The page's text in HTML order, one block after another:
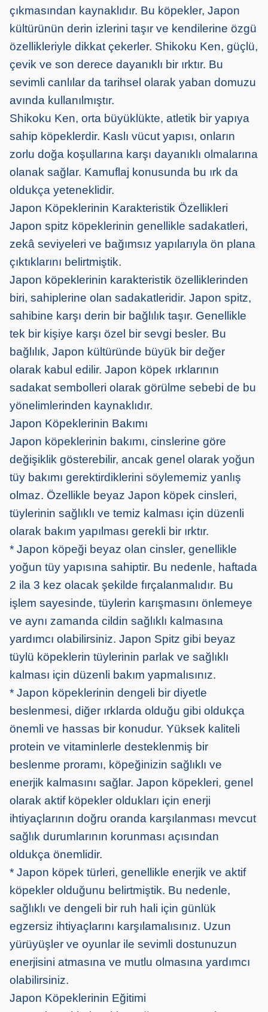
çıkmasından kaynaklıdır. Bu köpekler, Japon
kültürünün derin izlerini taşır ve kendilerine özgü
özellikleriyle dikkat çekerler. Shikoku Ken, güçlü,
çevik ve son derece dayanıklı bir ırktır. Bu
sevimli canlılar da tarihsel olarak yaban domuzu
avında kullanılmıştır.
Shikoku Ken, orta büyüklükte, atletik bir yapıya
sahip köpeklerdir. Kaslı vücut yapısı, onların
zorlu doğa koşullarına karşı dayanıklı olmalarına
olanak sağlar. Kamuflaj konusunda bu ırk da
oldukça yeteneklidir.
Japon Köpeklerinin Karakteristik Özellikleri
Japon spitz köpeklerinin genellikle sadakatleri,
zekâ seviyeleri ve bağımsız yapılarıyla ön plana
çıktıklarını belirtmiştik.
Japon köpeklerinin karakteristik özelliklerinden
biri, sahiplerine olan sadakatleridir. Japon spitz,
sahibine karşı derin bir bağlılık taşır. Genellikle
tek bir kişiye karşı özel bir sevgi besler. Bu
bağlılık, Japon kültüründe büyük bir değer
olarak kabul edilir. Japon köpek ırklarının
sadakat sembolleri olarak görülme sebebi de bu
yönelimlerinden kaynaklıdır.
Japon Köpeklerinin Bakımı
Japon köpeklerinin bakımı, cinslerine göre
değişiklik gösterebilir, ancak genel olarak yoğun
tüy bakımı gerektirdiklerini söylememiz yanlış
olmaz. Özellikle beyaz Japon köpek cinsleri,
tüylerinin sağlıklı ve temiz kalması için düzenli
olarak bakım yapılması gerekli bir ırktır.
* Japon köpeği beyaz olan cinsler, genellikle
yoğun tüy yapısına sahiptir. Bu nedenle, haftada
2 ila 3 kez olacak şekilde fırçalanmalıdır. Bu
işlem sayesinde, tüylerin karışmasını önlemeye
ve aynı zamanda cildin sağlıklı kalmasına
yardımcı olabilirsiniz. Japon Spitz gibi beyaz
tüylü köpeklerin tüylerinin parlak ve sağlıklı
kalması için düzenli bakım yapmalısınız.
* Japon köpeklerinin dengeli bir diyetle
beslenmesi, diğer ırklarda olduğu gibi oldukça
önemli ve hassas bir konudur. Yüksek kaliteli
protein ve vitaminlerle desteklenmiş bir
beslenme proramı, köpeğinizin sağlıklı ve
enerjik kalmasını sağlar. Japon köpekleri, genel
olarak aktif köpekler oldukları için enerji
ihtiyaçlarının doğru oranda karşılanması mevcut
sağlık durumlarının korunması açısından
oldukça önemlidir.
* Japon köpek türleri, genellikle enerjik ve aktif
köpekler olduğunu belirtmiştik. Bu nedenle,
sağlıklı ve dengeli bir ruh hali için günlük
egzersiz ihtiyaçlarını karşılamalısınız. Uzun
yürüyüşler ve oyunlar ile sevimli dostunuzun
enerjisini atmasına ve mutlu olmasına yardımcı
olabilirsiniz.
Japon Köpeklerinin Eğitimi